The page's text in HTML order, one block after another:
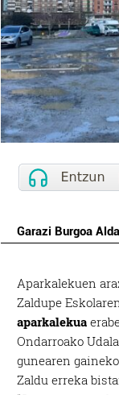
Garazi Burgoa
Aparkalekuen
Zaldupe
aparkalekua
Ondarroako
gunearen
Zaldu erreka